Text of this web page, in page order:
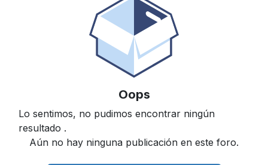
Oops
Lo sentimos, no pudimos encontrar ningún
resultado .
Aún no hay ninguna publicación en este foro.